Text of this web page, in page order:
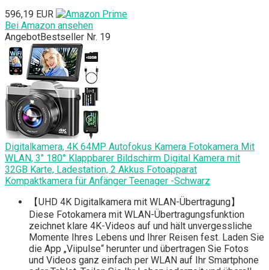
596,19 EUR
Bei Amazon ansehen
AngebotBestseller Nr. 19
Digitalkamera, 4K 64MP Autofokus Kamera Fotokamera Mit
WLAN, 3" 180° Klappbarer Bildschirm Digital Kamera mit
32GB Karte, Ladestation, 2 Akkus Fotoapparat
Kompaktkamera für Anfänger Teenager -Schwarz
【UHD 4K Digitalkamera mit WLAN-Übertragung】
Diese Fotokamera mit WLAN-Übertragungsfunktion
zeichnet klare 4K-Videos auf und hält unvergessliche
Momente Ihres Lebens und Ihrer Reisen fest. Laden Sie
die App „Viipulse“ herunter und übertragen Sie Fotos
und Videos ganz einfach per WLAN auf Ihr Smartphone